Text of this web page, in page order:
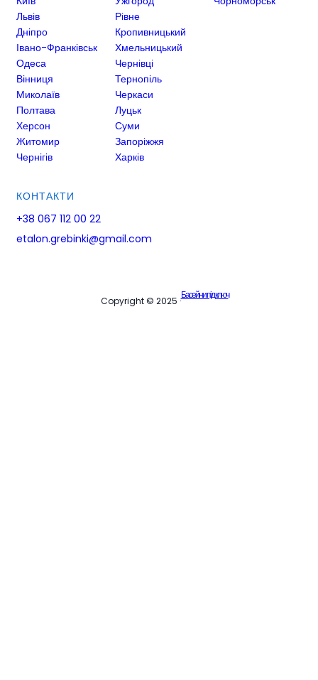
Львів
Дніпро
Івано-Франківськ
Одеса
Вінниця
Миколаїв
Полтава
Херсон
Житомир
Чернігів
Рівне
Кропивницький
Хмельницький
Чернівці
Тернопіль
Черкаси
Луцьк
Суми
Запоріжжя
Харків
КОНТАКТИ
+38 067 112 00 22
etalon.grebinki@gmail.com
Copyright © 2025 ·Басейни під ключ